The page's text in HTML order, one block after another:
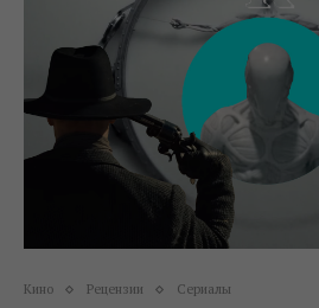
Кино Рецензии Сериалы